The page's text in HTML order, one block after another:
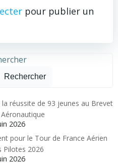
pour publier un
Rechercher
réussite de 93 jeunes au Brevet
Aéronautique
2026
pour le Tour de France Aérien
Pilotes 2026
2026